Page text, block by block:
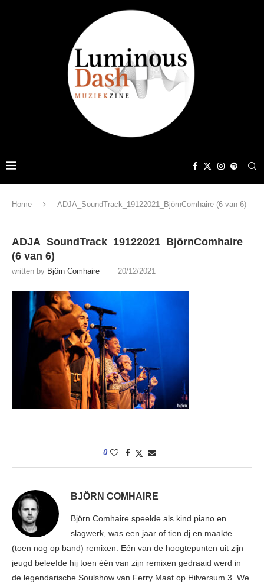
Home ADJA_SoundTrack_19122021_BjörnComhaire (6 van 6)
ADJA_SoundTrack_19122021_BjörnComhaire
(6 van 6)
written by Björn Comhaire 20/12/2021
0
BJÖRN COMHAIRE
Björn Comhaire speelde als kind piano en
slagwerk, was een jaar of tien dj en maakte
(toen nog op band) remixen. Eén van de hoogtepunten uit zijn
jeugd beleefde hij toen één van zijn remixen gedraaid werd in
de legendarische Soulshow van Ferry Maat op Hilversum 3. We